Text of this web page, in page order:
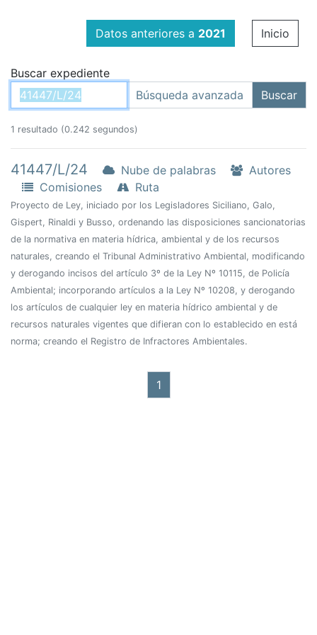
Datos anteriores a 2021 Inicio
Buscar expediente
1 resultado (0.242 segundos)
41447/L/24 Nube de palabras
Autores
Comisiones
Ruta
Proyecto de Ley, iniciado por los Legisladores Siciliano, Galo,
Gispert, Rinaldi y Busso, ordenando las disposiciones sancionatorias
de la normativa en materia hídrica, ambiental y de los recursos
naturales, creando el Tribunal Administrativo Ambiental, modificando
y derogando incisos del artículo 3º de la Ley Nº 10115, de Policía
Ambiental; incorporando artículos a la Ley Nº 10208, y derogando
los artículos de cualquier ley en materia hídrico ambiental y de
recursos naturales vigentes que difieran con lo establecido en está
norma; creando el Registro de Infractores Ambientales.
1